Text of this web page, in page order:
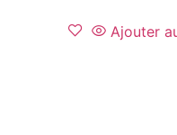
Ajouter